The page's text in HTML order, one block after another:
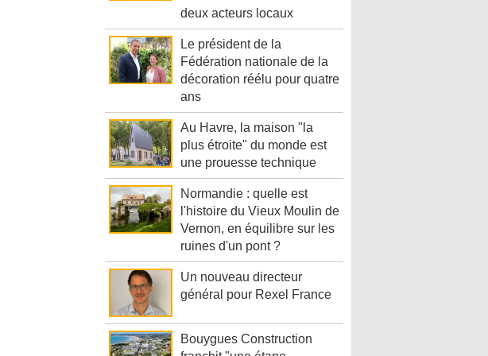
deux acteurs locaux
Le président de la
Fédération nationale de la
décoration réélu pour quatre
ans
Au Havre, la maison "la
plus étroite" du monde est
une prouesse technique
Normandie : quelle est
l'histoire du Vieux Moulin de
Vernon, en équilibre sur les
ruines d'un pont ?
Un nouveau directeur
général pour Rexel France
Bouygues Construction